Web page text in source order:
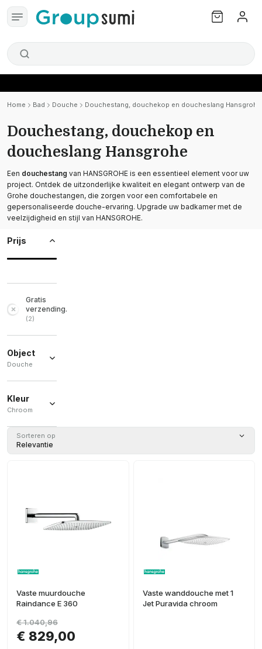
Home Bad Douche Douchestang, douchekop en doucheslang Hansgrohe
Douchestang, douchekop en
doucheslang Hansgrohe
Een douchestang van HANSGROHE is een essentieel element voor uw
project. Ontdek de uitzonderlijke kwaliteit en elegant ontwerp van de
Grohe douchestangen, die zorgen voor een comfortabele en
gepersonaliseerde douche-ervaring. Upgrade uw badkamer met de
veelzijdigheid en stijl van HANSGROHE.
Prijs
Gratis
verzending.
(2)
Object
Douche
Kleur
Chroom
(2 )
Sorteren op
Relevantie
Vaste muurdouche
Raindance E 360
€ 829,00
€ 1.040,96
Vaste wanddouche met 1
Jet Puravida chroom